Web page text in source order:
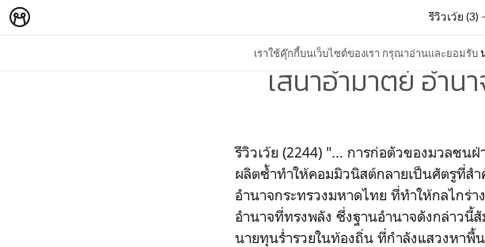
เราใช้คุ๊กกี้บนเว็บไซต์ของเรา กรุณาอ่านและยอมรับ
รีวิวเว้ย (3)
เสนาอำมาตย์ อำน
รีวิวเว้ย (2244) "... การก่อตัวของมวลชน
ผลิตซ้ำทำให้คอมมิวนิสต์กลายเป็นศัตรูที่ส
อำนาจกระทรวงมหาดไทย ที่ทำให้กลไกร่
อำนาจที่ทรงพลัง ซึ่งฐานอำนาจดังกล่าวนี้
นายทุนร่ำรวยในท้องถิ่น ที่กำลังแสวงหาพื้